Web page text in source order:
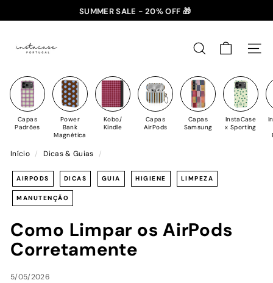
para
Conteúdo
slideshow
✈️ PORTES GRÁTIS: +35€ 🇵🇹🇪🇸 | +50€ 🇪🇺
SUMMER SALE - 20% OFF 🎁
n
t
a
C
a
e
PESQUISAR
Capas
Padrões
Power
Bank
Magnética
Kobo/
Kindle
Capas
AirPods
Capas
Samsung
InstaCase
x Sporting
Início / Dicas & Guias /
AIRPODS DICAS GUIA HIGIENE LIMPEZA
MANUTENÇÃO
Como Limpar os AirPods
Corretamente
5/05/2026